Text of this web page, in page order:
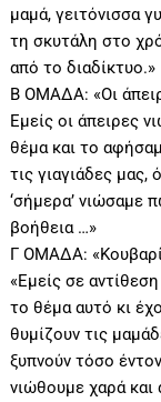
μαμά, γειτόνισσα
τη σκυτάλη στο
από το διαδίκτυο.»
Β ΟΜΑΔΑ: «Οι
Εμείς οι άπειρες
θέμα και το
τις γιαγιάδες
‘σήμερα’ νιώσαμε
βοήθεια …»
Γ ΟΜΑΔΑ:
«Εμείς σε
το θέμα αυτό κι
θυμίζουν τις
ξυπνούν τόσο
νιώθουμε χαρά και